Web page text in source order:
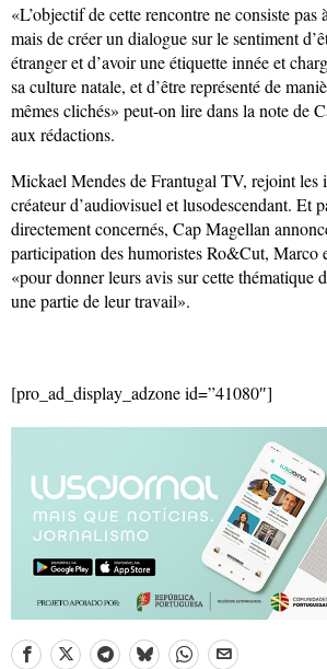
«L’objectif de cette rencontre ne consiste pas
mais de créer un dialogue sur le sentiment
étranger et d’avoir une étiquette innée et
sa culture natale, et d’être représenté de
mêmes clichés» peut-on lire dans la note de
aux rédactions.
Mickael Mendes de Frantugal TV, rejoint les
créateur d’audiovisuel et lusodescendant. Et
directement concernés, Cap Magellan
participation des humoristes Ro&Cut, Marco
«pour donner leurs avis sur cette thématique
une partie de leur travail».
[pro_ad_display_adzone id=”41080″]